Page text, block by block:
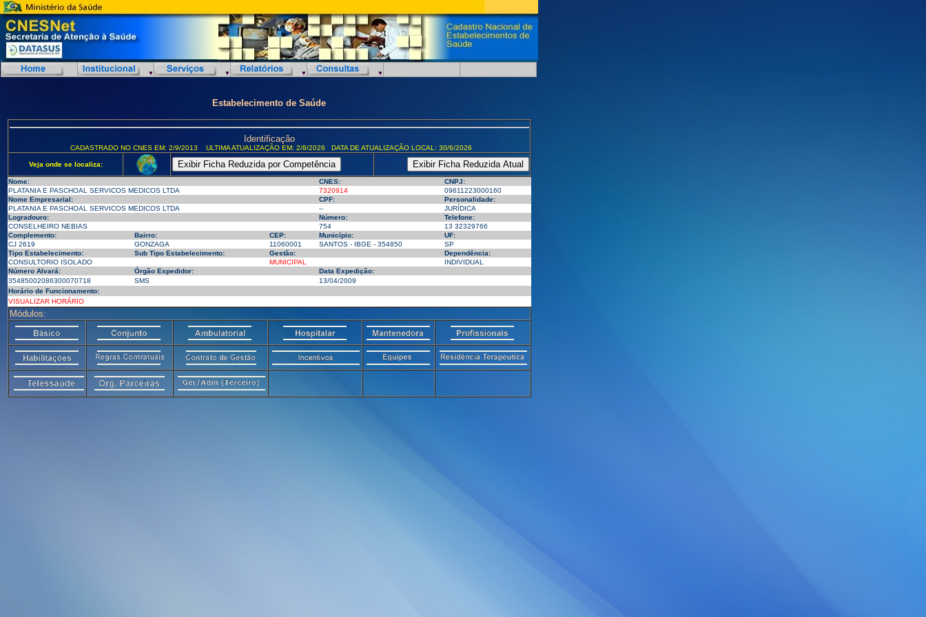
Estabelecimento de Saúde
Identificação
CADASTRADO NO CNES EM: 2/9/2013 ULTIMA ATUALIZAÇÃO EM: 2/8/2026 DATA DE ATUALIZAÇÃO LOCAL: 30/6/2026
Veja onde se localiza:
Nome: CNES:
CNPJ:
PLATANIA E PASCHOAL SERVICOS MEDICOS LTDA
7320914
09611223000160
Nome Empresarial:
CPF:
Personalidade:
PLATANIA E PASCHOAL SERVICOS MEDICOS LTDA
--
JURÍDICA
Logradouro:
Número:
Telefone:
CONSELHEIRO NEBIAS
754
13 32329766
Complemento:
Bairro: CEP: Município:
UF:
CJ 2619
GONZAGA 11060001 SANTOS - IBGE - 354850
SP
Tipo Estabelecimento:
Sub Tipo Estabelecimento: Gestão:
Dependência:
CONSULTORIO ISOLADO
MUNICIPAL
INDIVIDUAL
Número Alvará:
Órgão Expedidor:
Data Expedição:
35485002086300070718
SMS
13/04/2009
Horário de Funcionamento:
VISUALIZAR HORÁRIO
Módulos: